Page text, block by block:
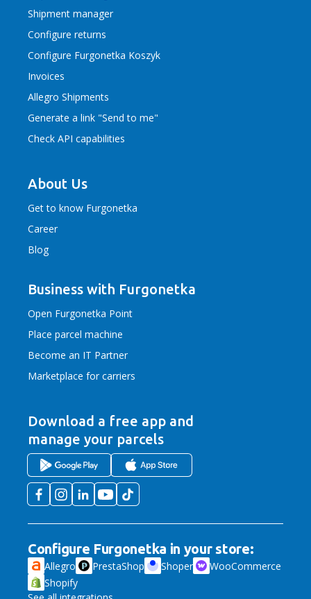
Shipment manager
Configure returns
Configure Furgonetka Koszyk
Invoices
Allegro Shipments
Generate a link "Send to me"
Check API capabilities
About Us
Get to know Furgonetka
Career
Blog
Business with Furgonetka
Open Furgonetka Point
Place parcel machine
Become an IT Partner
Marketplace for carriers
Download a free app and
manage your parcels
Configure Furgonetka in your store:
Allegro PrestaShop Shoper
WooCommerce
Shopify